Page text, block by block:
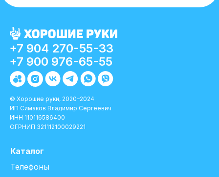
Каталог
Телефоны
+7 904 270-55-33
© Хорошие руки, 2020–2024
ИП Симаков Владимир Сергеевич
ИНН 110116586400
ОГРНИП 321112100029221
+7 900 976-65-55